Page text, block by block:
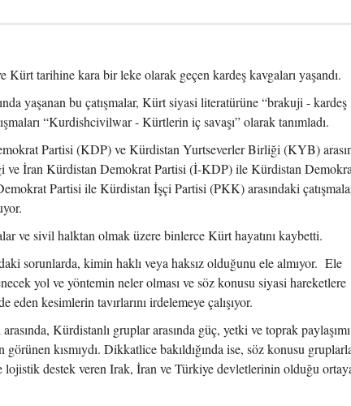
Kürt tarihine kara bir leke olarak geçen kardeş kavgaları yaşandı.
yaşanan bu çatışmalar, Kürt siyasi literatürüne “brakuji - kardeş
“Kurdishcivilwar - Kürtlerin iç savaşı” olarak tanımladı.
Partisi (KDP) ve Kürdistan Yurtseverler Birliği (KYB)
ve İran Kürdistan Demokrat Partisi (İ-KDP) ile Kürdistan
Partisi ile Kürdistan İşçi Partisi (PKK) arasındaki
ve sivil halktan olmak üzere binlerce Kürt hayatını kaybetti.
sorunlarda, kimin haklı veya haksız olduğunu ele almıyor. Ele
yol ve yöntemin neler olması ve söz konusu siyasi hareketlere
kesimlerin tavırlarını irdelemeye çalışıyor.
arasında, Kürdistanlı gruplar arasında güç, yetki ve toprak paylaşımı
görünen kısmıydı. Dikkatlice bakıldığında ise, söz konusu
lojistik destek veren Irak, İran ve Türkiye devletlerinin olduğu